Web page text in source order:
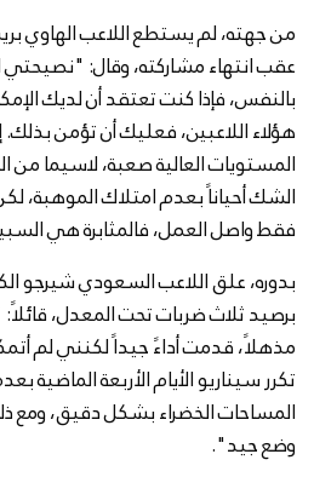
من جهته، لم يستطع اللاعب الهاوي
عقب انتهاء مشاركته، وقال: "نصيحتي
بالنفس، فإذا كنت تعتقد أن لديك
هؤلاء اللاعبين، فعليك أن تؤمن
المستويات العالية صعبة، لاسيما من
الشك أحياناً بعدم امتلاك الموهبة،
فقط واصل العمل، فالمثابرة هي
بدوره، علق اللاعب السعودي شيرجو
برصيد ثلاث ضربات تحت المعدل،
مذهلاً، قدمت أداءً جيداً لكنني لم
تكرر سيناريو الأيام الأربعة الماضية
المساحات الخضراء بشكل دقيق،
وضع جيد".